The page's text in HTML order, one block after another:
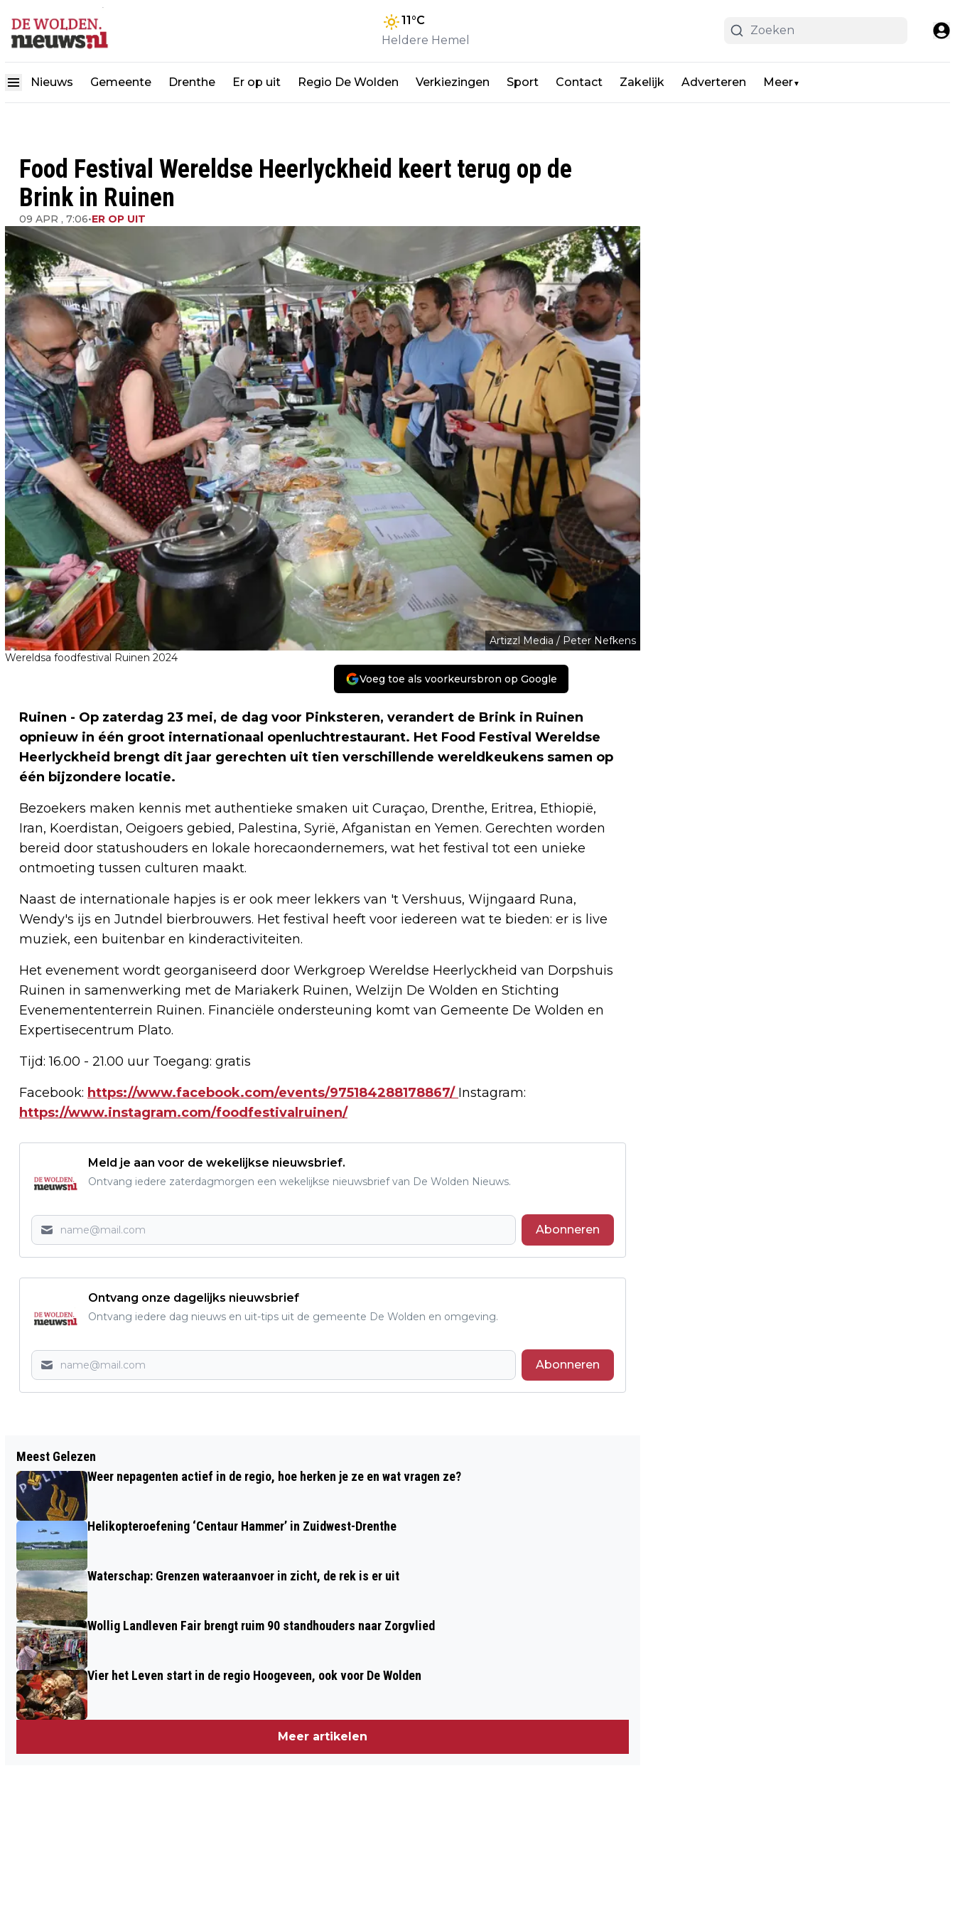
11 °C
Heldere Hemel
Nieuws Gemeente Drenthe Er op uit Regio De Wolden Verkiezingen Sport Contact Zakelijk Adverteren Meer▼
Food Festival Wereldse Heerlyckheid keert terug op de
Brink in Ruinen
09 APR , 7:06•ER OP UIT
Artizzl Media / Peter Nefkens
Wereldsa foodfestival Ruinen 2024
Voeg toe als voorkeursbron op Google
Ruinen - Op zaterdag 23 mei, de dag voor Pinksteren, verandert de Brink in Ruinen
opnieuw in één groot internationaal openluchtrestaurant. Het Food Festival Wereldse
Heerlyckheid brengt dit jaar gerechten uit tien verschillende wereldkeukens samen op
één bijzondere locatie.
Bezoekers maken kennis met authentieke smaken uit Curaçao, Drenthe, Eritrea, Ethiopië,
Iran, Koerdistan, Oeigoers gebied, Palestina, Syrië, Afganistan en Yemen. Gerechten worden
bereid door statushouders en lokale horecaondernemers, wat het festival tot een unieke
ontmoeting tussen culturen maakt.
Naast de internationale hapjes is er ook meer lekkers van 't Vershuus, Wijngaard Runa,
Wendy's ijs en Jutndel bierbrouwers. Het festival heeft voor iedereen wat te bieden: er is live
muziek, een buitenbar en kinderactiviteiten.
Het evenement wordt georganiseerd door Werkgroep Wereldse Heerlyckheid van Dorpshuis
Ruinen in samenwerking met de Mariakerk Ruinen, Welzijn De Wolden en Stichting
Evenemententerrein Ruinen. Financiële ondersteuning komt van Gemeente De Wolden en
Expertisecentrum Plato.
Tijd: 16.00 - 21.00 uur Toegang: gratis
Facebook: https://www.facebook.com/events/975184288178867/ Instagram:
https://www.instagram.com/foodfestivalruinen/
Meld je aan voor de wekelijkse nieuwsbrief.
Ontvang iedere zaterdagmorgen een wekelijkse nieuwsbrief van De Wolden Nieuws.
Abonneren
Ontvang onze dagelijks nieuwsbrief
Ontvang iedere dag nieuws en uit-tips uit de gemeente De Wolden en omgeving.
Abonneren
KINDERACTIVITEIT: LENTE-AVONTUUR
IN DE NATUUR BIJ DE WHEEM
JARIG HUWELIJK IN DE WIJK
Meest Gelezen
Weer nepagenten actief in de regio, hoe herken je ze en wat vragen ze?
Helikopteroefening ‘Centaur Hammer’ in Zuidwest-Drenthe
Waterschap: Grenzen wateraanvoer in zicht, de rek is er uit
Wollig Landleven Fair brengt ruim 90 standhouders naar Zorgvlied
Vier het Leven start in de regio Hoogeveen, ook voor De Wolden
Meer artikelen